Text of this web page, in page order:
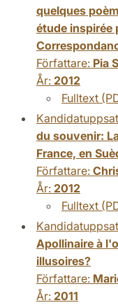
quelques
étude inspirée
Författare: Pia
År: 2012
Fulltext
du souvenir:
France, en
Författare:
År: 2012
Fulltext
Apollinaire à
illusoires?
Författare:
År: 2011